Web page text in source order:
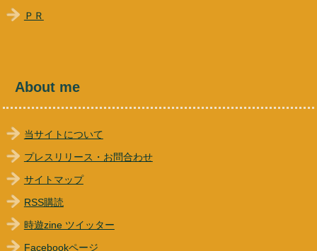
ＰＲ
About me
当サイトについて
プレスリリース・お問合わせ
サイトマップ
RSS購読
時遊zine ツイッター
Facebookページ